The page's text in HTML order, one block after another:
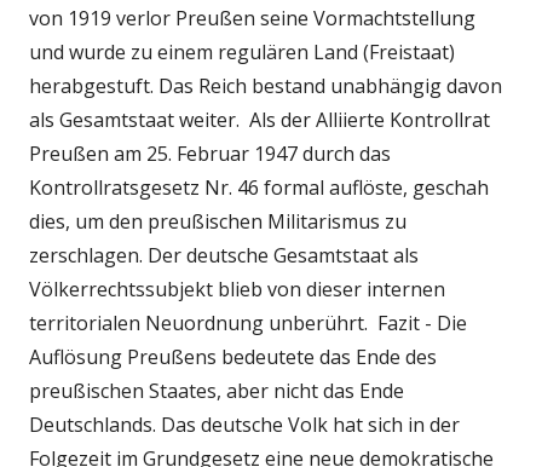
von 1919 verlor Preußen seine Vormachtstellung
und wurde zu einem regulären Land (Freistaat)
herabgestuft. Das Reich bestand unabhängig davon
als Gesamtstaat weiter. Als der Alliierte Kontrollrat
Preußen am 25. Februar 1947 durch das
Kontrollratsgesetz Nr. 46 formal auflöste, geschah
dies, um den preußischen Militarismus zu
zerschlagen. Der deutsche Gesamtstaat als
Völkerrechtssubjekt blieb von dieser internen
territorialen Neuordnung unberührt. Fazit - Die
Auflösung Preußens bedeutete das Ende des
preußischen Staates, aber nicht das Ende
Deutschlands. Das deutsche Volk hat sich in der
Folgezeit im Grundgesetz eine neue demokratische